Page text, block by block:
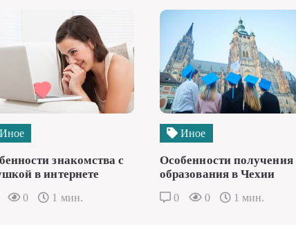
знакомства с
в интернете
0 1 мин.
Иное
Особенности получения
образования в Чехии
0 0 1 мин.